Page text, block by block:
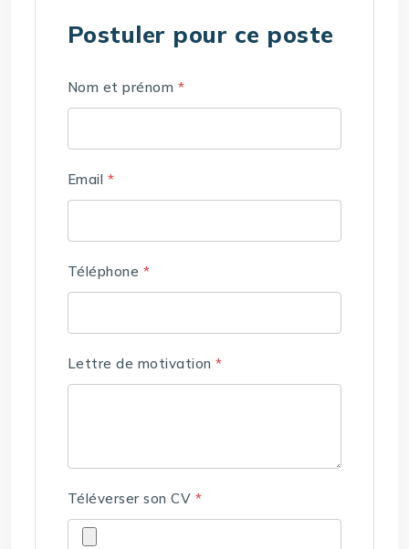
Postuler pour ce poste
Nom et prénom *
Email *
Téléphone *
Lettre de motivation*
Téléverser son CV *